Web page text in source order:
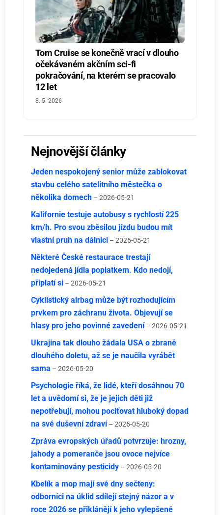
Tom Cruise se konečně vrací v dlouho
očekávaném akčním sci-fi
pokračování, na kterém se pracovalo
12 let
8. 5. 2026
Nejnovější články
Jeden nespokojený senior může zablokovat
stavbu celého satelitního městečka o
několika domech – 2026-05-21
Kalifornie testuje autobusy s rychlostí 225
km/h. Pro svou zběsilou jízdu budou mít
vlastní pruh na dálnici – 2026-05-21
Některé České restaurace trestají
nedojedená jídla poplatkem. Kdo nedojí,
připlatí si – 2026-05-21
Cyklistický airbag může být rozhodujícím
prvkem pro záchranu života. Objevují se
hlasy pro jeho povinné zavedení – 2026-05-21
Ukrajina tak dlouho žádala USA o zbraně
dlouhého doletu, až se je naučila vyrábět
sama – 2026-05-20
Psychologie říká, že lidé, kteří dosáhnou 70
let a uvědomí si, že je jejich děti již
nepotřebují, mohou pociťovat hluboký dopad
na své duševní zdraví – 2026-05-20
Zpráva evropských úřadů potvrzuje: hrozny,
jahody a pomeranče jsou ovoce nejvíce
kontaminovány pesticidy – 2026-05-20
Kbelík a mop mají své dny sečteny:
odborníci na úklid sdílejí stejný názor a v
roce 2026 se přiklánějí k jeho vylepšené